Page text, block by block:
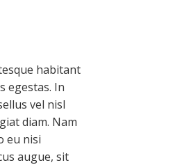
habitant
egestas. In
vel nisl
diam. Nam
eu nisi
augue, sit